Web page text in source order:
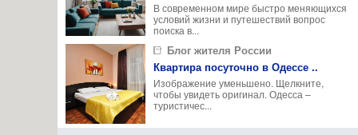
0
02.11.14
23:41:00
Выбрали нового председателя Октябрьского
В современном мире быстро меняющихся
условий жизни и путешествий вопрос
поиска в...
Блог жителя России
Квартира посуточно в Одессе ..
Изображение уменьшено. Щелкните,
чтобы увидеть оригинал. Одесса –
туристичес...